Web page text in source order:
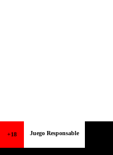
+18 Juego Responsable